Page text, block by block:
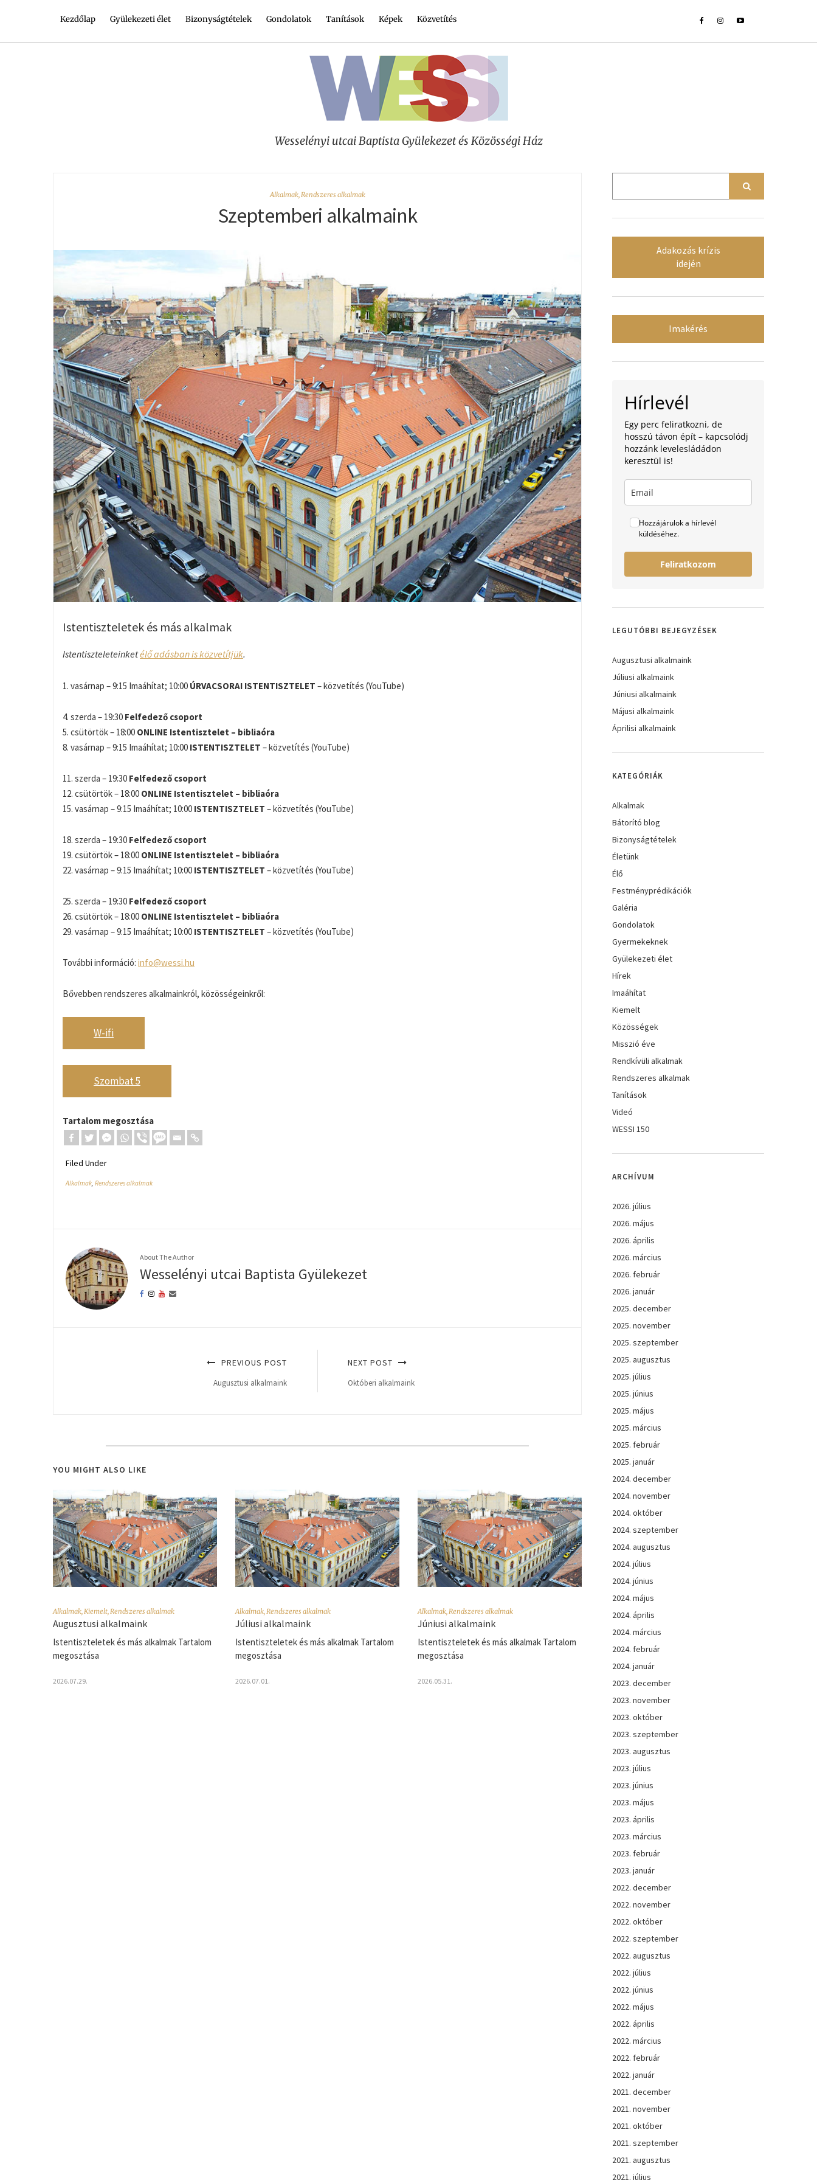
Kezdőlap Gyülekezeti élet Bizonyságtételek Gondolatok Tanítások Képek Közvetítés
Wesselényi utcai Baptista Gyülekezet és Közösségi Ház
Alkalmak,Rendszeres alkalmak
Szeptemberi alkalmaink
Istentiszteletek és más alkalmak
Istentiszteleteinketélő adásban is közvetítjük.
1. vasárnap – 9:15 Imaáhítat; 10:00 ÚRVACSORAI ISTENTISZTELET – közvetítés (YouTube)
4. szerda – 19:30 Felfedező csoport
5. csütörtök – 18:00 ONLINE Istentisztelet – bibliaóra
8. vasárnap – 9:15 Imaáhítat; 10:00 ISTENTISZTELET – közvetítés (YouTube)
11. szerda – 19:30 Felfedező csoport
12. csütörtök – 18:00 ONLINE Istentisztelet – bibliaóra
15. vasárnap – 9:15 Imaáhítat; 10:00 ISTENTISZTELET – közvetítés (YouTube)
18. szerda – 19:30 Felfedező csoport
19. csütörtök – 18:00 ONLINE Istentisztelet – bibliaóra
22. vasárnap – 9:15 Imaáhítat; 10:00 ISTENTISZTELET – közvetítés (YouTube)
25. szerda – 19:30 Felfedező csoport
26. csütörtök – 18:00 ONLINE Istentisztelet – bibliaóra
29. vasárnap – 9:15 Imaáhítat; 10:00 ISTENTISZTELET – közvetítés (YouTube)
További információ: info@wessi.hu
Bővebben rendszeres alkalmainkról, közösségeinkről:
W-ifi
Szombat 5
Tartalom megosztása
Filed Under
Alkalmak Rendszeres alkalmak
About The Author
Wesselényi utcai Baptista Gyülekezet
PREVIOUS POST
Augusztusi alkalmaink
NEXT POST
Októberi alkalmaink
YOU MIGHT ALSO LIKE
Alkalmak,Kiemelt,Rendszeres alkalmak
Augusztusi alkalmaink
Istentiszteletek és más alkalmak Tartalom
megosztása
2026.07.29.
Alkalmak,Rendszeres alkalmak
Júliusi alkalmaink
Istentiszteletek és más alkalmak Tartalom
megosztása
2026.07.01.
Alkalmak,Rendszeres alkalmak
Júniusi alkalmaink
Istentiszteletek és más alkalmak Tartalom
megosztása
2026.05.31.
Adakozás krízis
idején
Imakérés
Hírlevél
Egy perc feliratkozni, de
hosszú távon épít – kapcsolódj
hozzánk levelesládádon
keresztül is!
Hozzájárulok a hírlevél
küldéséhez.
Feliratkozom
LEGUTÓBBI BEJEGYZÉSEK
Augusztusi alkalmaink
Júliusi alkalmaink
Júniusi alkalmaink
Májusi alkalmaink
Áprilisi alkalmaink
KATEGÓRIÁK
Alkalmak
Bátorító blog
Bizonyságtételek
Életünk
Élő
Festményprédikációk
Galéria
Gondolatok
Gyermekeknek
Gyülekezeti élet
Hírek
Imaáhítat
Kiemelt
Közösségek
Misszió éve
Rendkívüli alkalmak
Rendszeres alkalmak
Tanítások
Videó
WESSI 150
ARCHÍVUM
2026. július
2026. május
2026. április
2026. március
2026. február
2026. január
2025. december
2025. november
2025. szeptember
2025. augusztus
2025. július
2025. június
2025. május
2025. március
2025. február
2025. január
2024. december
2024. november
2024. október
2024. szeptember
2024. augusztus
2024. július
2024. június
2024. május
2024. április
2024. március
2024. február
2024. január
2023. december
2023. november
2023. október
2023. szeptember
2023. augusztus
2023. július
2023. június
2023. május
2023. április
2023. március
2023. február
2023. január
2022. december
2022. november
2022. október
2022. szeptember
2022. augusztus
2022. július
2022. június
2022. május
2022. április
2022. március
2022. február
2022. január
2021. december
2021. november
2021. október
2021. szeptember
2021. augusztus
2021. július